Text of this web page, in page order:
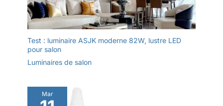
Test : luminaire ASJK moderne 82W, lustre LED
pour salon
Luminaires de salon
Mar